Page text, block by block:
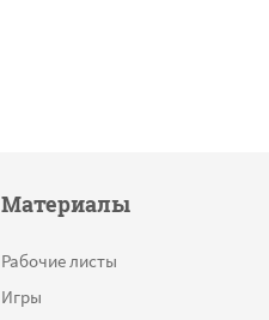
Материалы
Рабочие листы
Игры